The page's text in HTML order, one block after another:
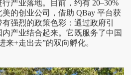
产业落地。目前，约有 20–30%
的创业公司，借助 QBay 平台获
强烈的政策色彩：通过政府引
产业结合起来。它既服务了中国
来+走出去”的双向孵化。